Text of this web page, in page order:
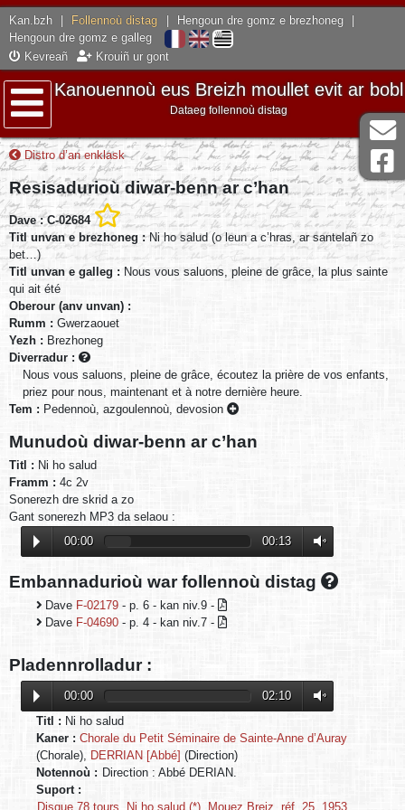
Kan.bzh Follennoù distag Hengoun dre gomz e brezhoneg
Hengoun dre gomz e galleg
Kevreañ
Krouiñ ur gont
Lañser
Kanouennoù eus Breizh moullet evit ar bobl
Dataeg follennoù distag
Distro d’an enklask
Resisadurioù diwar-benn ar c’han
Dave : C-02684
Titl unvan e brezhoneg :Ni ho salud (o leun a c’hras, ar santelañ zo
bet…)
Titl unvan e galleg : Nous vous saluons, pleine de grâce, la plus sainte
qui ait été
Oberour (anv unvan) :
Rumm : Gwerzaouet
Yezh : Brezhoneg
Diverradur :
Nous vous saluons, pleine de grâce, écoutez la prière de vos enfants,
priez pour nous, maintenant et à notre dernière heure.
Tem : Pedennoù, azgoulennoù, devosion
Munudoù diwar-benn ar c’han
Titl : Ni ho salud
Framm : 4c 2v
Sonerezh dre skrid a zo
Gant sonerezh MP3 da selaou :
00:00
00:13
Embannadurioù war follennoù distag
Dave F-02179 - p. 6 - kan niv.9 -
Dave F-04690 - p. 4 - kan niv.7 -
Pladennrolladur :
00:00
02:10
Titl : Ni ho salud
Kaner : Chorale du Petit Séminaire de Sainte-Anne d’Auray
(Chorale), DERRIAN [Abbé] (Direction)
Notennoù : Direction : Abbé DERIAN.
Suport :
Disque 78 tours, Ni ho salud (*), Mouez Breiz, réf. 25, 1953.